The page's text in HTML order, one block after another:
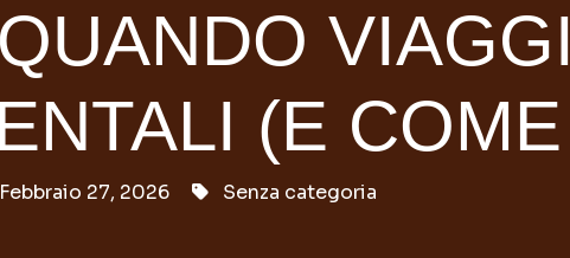
(E
Febbraio 27, 2026 Senza categoria